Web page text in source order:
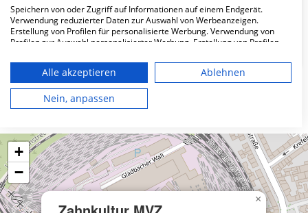
Wie ist die Telefonnummer von Zahnkultur
MVZ GmbH C7 MVZ?
Karte
×
+
−
Speichern von oder Zugriff auf Informationen auf einem Endgerät.
Verwendung reduzierter Daten zur Auswahl von Werbeanzeigen.
Erstellung von Profilen für personalisierte Werbung. Verwendung von
Profilen zur Auswahl personalisierter Werbung. Erstellung von Profilen
personalisierter Inhalte. Messung der Werbeleistung. Messung der
Performance von Inhalten. Analyse von Zielgruppen durch Statistiken
oder Kombinationen von Daten aus verschiedenen Quellen. Entwicklung
und Verbesserung der Angebote. Verwendung reduzierter Daten zur
Auswahl von Inhalten.
Ihre Einwilligung und die cookie Richtlinie gelten ausschließlich für diese
Website/App.
Partnerliste anzeigen (1 IAB-Anbieter)
Wir nutzen Ihre Daten für folgende Zwecke:
IAB-Verarbeitungszwecke:
Alle akzeptieren
Ablehnen
Nein, anpassen